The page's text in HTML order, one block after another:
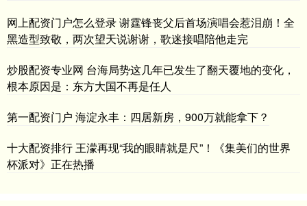
网上配资门户怎么登录 谢霆锋丧父后首场演唱会惹泪崩！全
黑造型致敬，两次望天说谢谢，歌迷接唱陪他走完
炒股配资专业网 台海局势这几年已发生了翻天覆地的变化，
根本原因是：东方大国不再是任人
第一配资门户 海淀永丰：四居新房，900万就能拿下？
十大配资排行 王濛再现“我的眼睛就是尺”！《集美们的世界
杯派对》正在热播